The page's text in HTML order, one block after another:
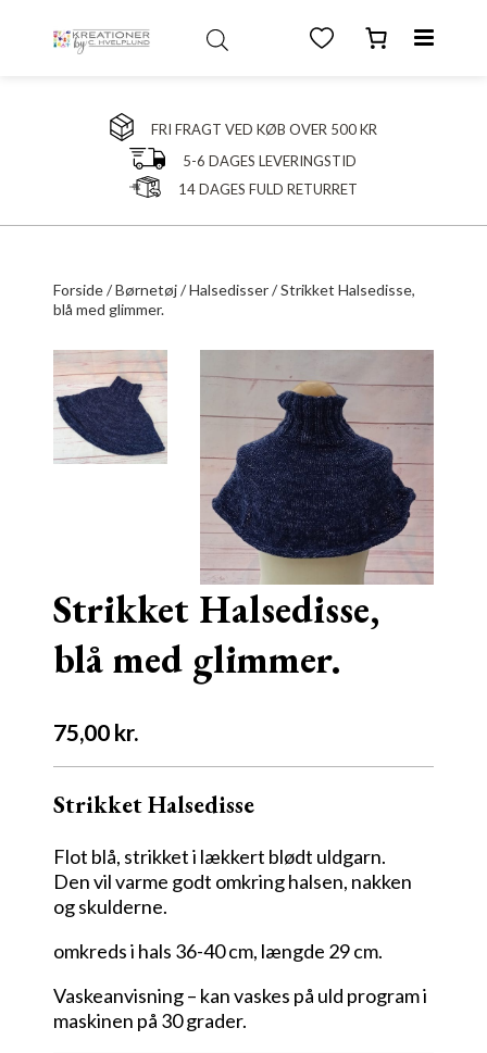
FRI FRAGT VED KØB OVER 500 KR
5-6 DAGES LEVERINGSTID
14 DAGES FULD RETURRET
Forside/Børnetøj/Halsedisser/ Strikket Halsedisse,
blå med glimmer.
Strikket Halsedisse,
blå med glimmer.
75,00 kr.
Strikket Halsedisse
Flot blå, strikket i lækkert blødt uldgarn.
Den vil varme godt omkring halsen, nakken
og skulderne.
omkreds i hals 36-40 cm, længde 29 cm.
Vaskeanvisning – kan vaskes på uld program i
maskinen på 30 grader.